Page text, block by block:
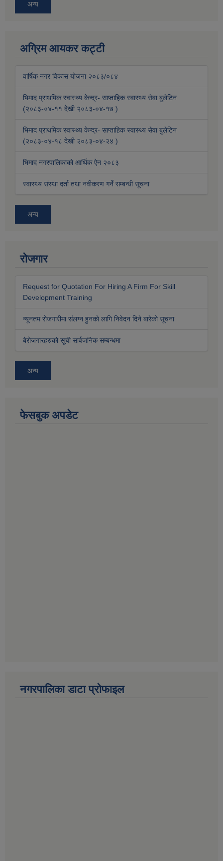
अन्य
अग्रिम आयकर कट्टी
वार्षिक नगर विकास योजना २०८३/०८४
भिमाद प्राथमिक स्वास्थ्य केन्द्र- साप्ताहिक स्वास्थ्य सेवा बुलेटिन
(२०८३-०४-११ देखी २०८३-०४-१७ )
भिमाद प्राथमिक स्वास्थ्य केन्द्र- साप्ताहिक स्वास्थ्य सेवा बुलेटिन
(२०८३-०४-१८ देखी २०८३-०४-२४ )
भिमाद नगरपालिकाको आर्थिक ऐन २०८३
स्वास्थ्य संस्था दर्ता तथा नवीकरण गर्ने सम्बन्धी सूचना
अन्य
रोजगार
Request for Quotation For Hiring A Firm For Skill
Development Training
न्यूनतम रोजगारीमा संलग्न हुनको लागि निवेदन दिने बारेको सूचना
बेरोजगारहरुको सूची सार्वजनिक सम्बन्धमा
अन्य
फेसबुक अपडेट
नगरपालिका डाटा प्रोफाइल